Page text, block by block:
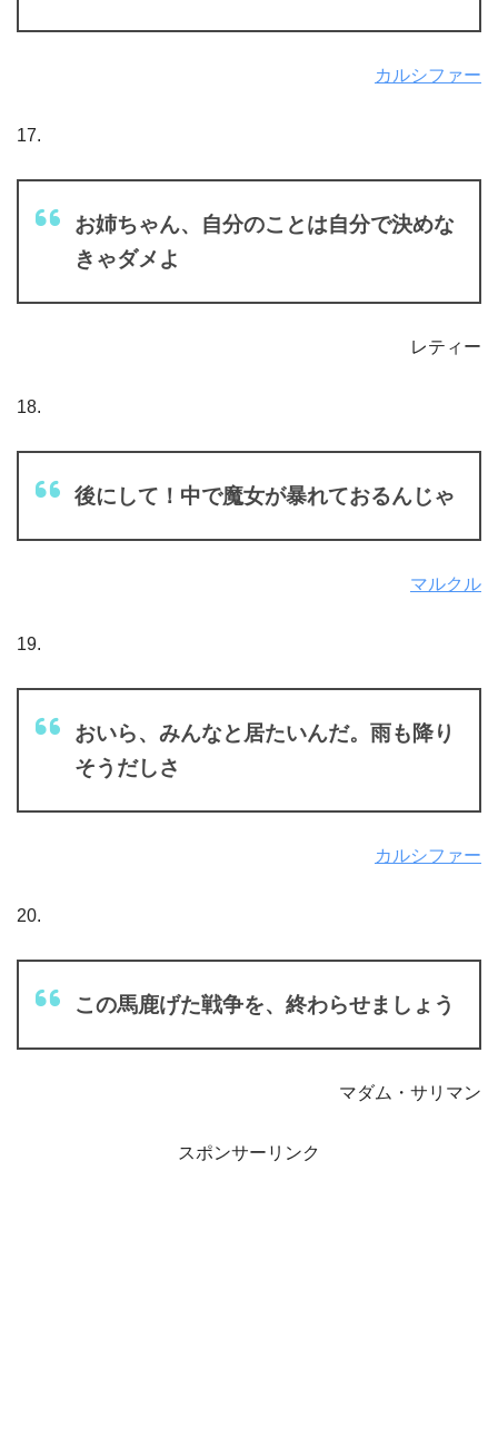
カルシファー
17.
お姉ちゃん、自分のことは自分で決めな
きゃダメよ
レティー
18.
後にして！中で魔女が暴れておるんじゃ
マルクル
19.
おいら、みんなと居たいんだ。雨も降り
そうだしさ
カルシファー
20.
この馬鹿げた戦争を、終わらせましょう
マダム・サリマン
スポンサーリンク